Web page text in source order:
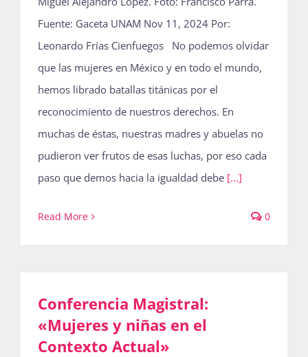
Fuente: Gaceta UNAM Nov 11, 2024 Por:
Leonardo Frías Cienfuegos No podemos olvidar
que las mujeres en México y en todo el mundo,
hemos librado batallas titánicas por el
reconocimiento de nuestros derechos. En
muchas de éstas, nuestras madres y abuelas no
pudieron ver frutos de esas luchas, por eso cada
paso que demos hacia la igualdad debe [...]
Read More 0
Conferencia Magistral:
«Mujeres y niñas en el
Contexto Actual»